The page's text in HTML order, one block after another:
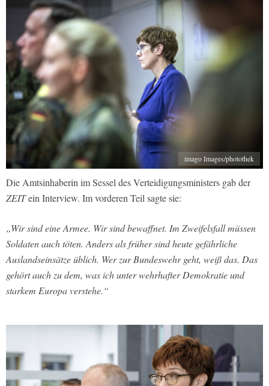
imago Images/photothek
Die Amtsinhaberin im Sessel des Verteidigungsministers gab der
ZEITein Interview. Im vorderen Teil sagte sie:
„Wir sind eine Armee. Wir sind bewaffnet. Im Zweifelsfall müssen
Soldaten auch töten. Anders als früher sind heute gefährliche
Auslandseinsätze üblich. Wer zur Bundeswehr geht, weiß das. Das
gehört auch zu dem, was ich unter wehrhafter Demokratie und
starkem Europa verstehe.“